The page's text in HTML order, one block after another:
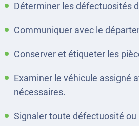
Déterminer les défectuosités
Communiquer avec le
Conserver et étiqueter les
Examiner le véhicule assigné
nécessaires.
Signaler toute défectuosité